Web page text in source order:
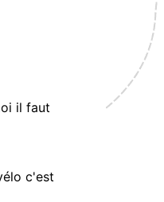
il faut
c'est